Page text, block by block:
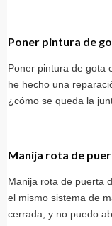
Poner pintura de
Poner pintura de gota
he hecho una
¿cómo se queda la
Manija rota de
Manija rota de puerta
el mismo sistema de
cerrada, y no puedo